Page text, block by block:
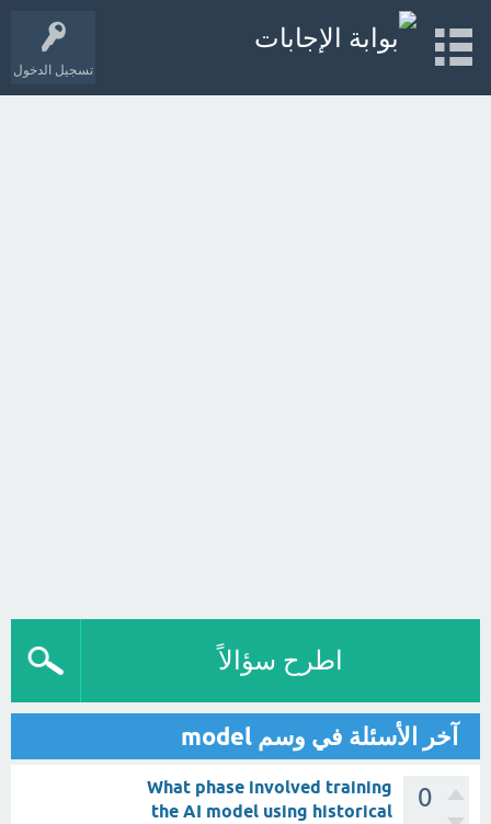
تسجيل الدخول
اطرح سؤالاً
آخر الأسئلة في وسم model
0
What phase involved training
the AI model using historical